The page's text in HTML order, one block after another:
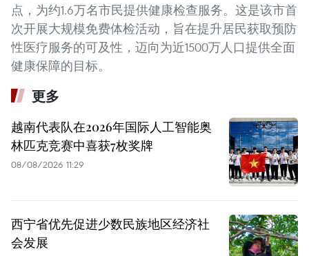
点，为约1.6万名市民提供健康检查服务。这是该市首
次开展大规模免费体检活动，旨在提升居民获取预防
性医疗服务的可及性，迈向为近1500万人口提供全面
健康保障的目标。
更多
越南代表队在2026年国际人工智能奥
林匹克竞赛中喜获7枚奖牌
08/08/2026 11:29
西宁省优先促进少数民族地区经济社
会发展